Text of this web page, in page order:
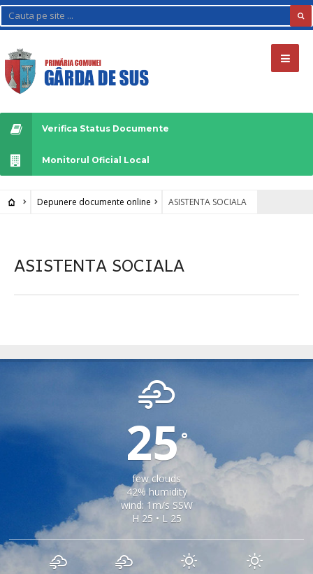
Verifica Status Documente
Monitorul Oficial Local
Depunere documente online ASISTENTA SOCIALA
ASISTENTA SOCIALA
25°
few clouds
42% humidity
wind: 1m/s SSW
H 25 • L 25